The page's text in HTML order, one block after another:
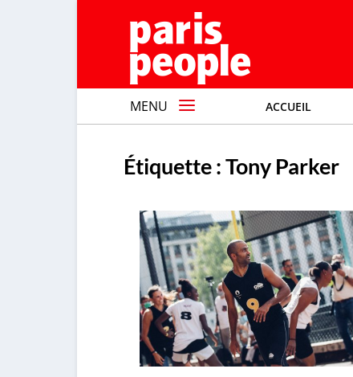
MENU ACCUEIL
Étiquette :Tony Parker